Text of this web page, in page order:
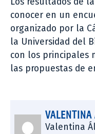
conocer en un
organizado por la
la Universidad del
con los principales
las propuestas de
VALENTINA
Valentina